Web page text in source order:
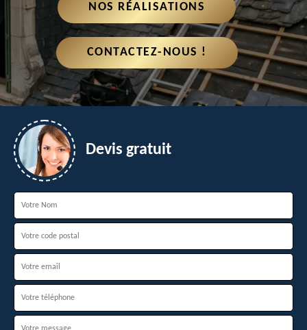
NOS RÉALISATIONS
CONTACTEZ-NOUS !
Devis gratuit